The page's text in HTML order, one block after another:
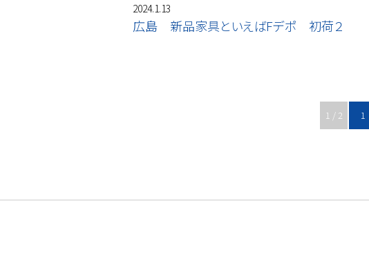
2024.1.13
広島 新品家具といえばFデポ 初荷２
1 / 2 1